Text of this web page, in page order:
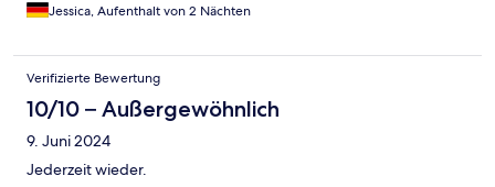
Jessica, Aufenthalt von 2 Nächten
Verifizierte Bewertung
10/10 – Außergewöhnlich
9. Juni 2024
Jederzeit wieder.